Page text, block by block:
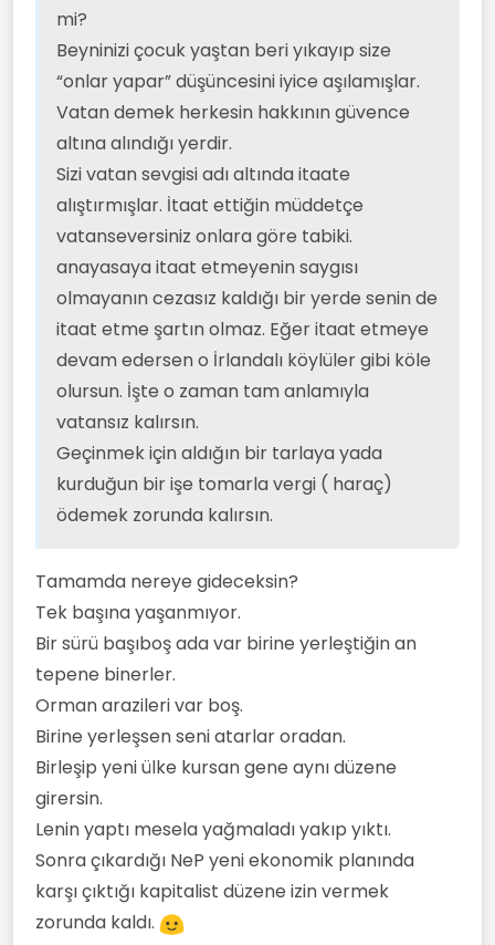
saygısı olmayanın cezasız
kaldığı bir yerde senin de itaat
etme şartın olmaz. Eğer itaat
etmeye devam edersen o
anlamıyla vatansız kalırsın.
Geçinmek için aldığın bir
tarlaya yada kurduğun bir işe
tomarla vergi ( haraç)
ödemek zorunda kalırsın.
mi?
Beyninizi çocuk yaştan beri yıkayıp size
“onlar yapar” düşüncesini iyice aşılamışlar.
Vatan demek herkesin hakkının güvence
altına alındığı yerdir.
Sizi vatan sevgisi adı altında itaate
alıştırmışlar. İtaat ettiğin müddetçe
vatanseversiniz onlara göre tabiki.
anayasaya itaat etmeyenin saygısı
olmayanın cezasız kaldığı bir yerde senin de
itaat etme şartın olmaz. Eğer itaat etmeye
devam edersen o İrlandalı köylüler gibi köle
olursun. İşte o zaman tam anlamıyla
vatansız kalırsın.
Geçinmek için aldığın bir tarlaya yada
kurduğun bir işe tomarla vergi ( haraç)
ödemek zorunda kalırsın.
Tamamda nereye gideceksin?
Tek başına yaşanmıyor.
Bir sürü başıboş ada var birine yerleştiğin an
tepene binerler.
Orman arazileri var boş.
Birine yerleşsen seni atarlar oradan.
Birleşip yeni ülke kursan gene aynı düzene
girersin.
Lenin yaptı mesela yağmaladı yakıp yıktı.
Sonra çıkardığı NeP yeni ekonomik planında
karşı çıktığı kapitalist düzene izin vermek
zorunda kaldı.